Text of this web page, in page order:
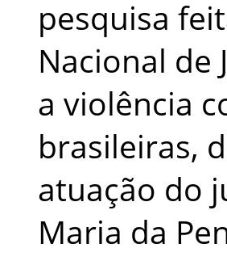
pesquisa
Nacional de
a violência
brasileiras,
atuação do
Maria da